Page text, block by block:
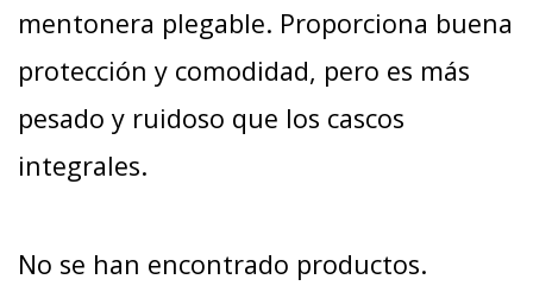
mentonera plegable. Proporciona buena
protección y comodidad, pero es más
pesado y ruidoso que los cascos
integrales.
No se han encontrado productos.